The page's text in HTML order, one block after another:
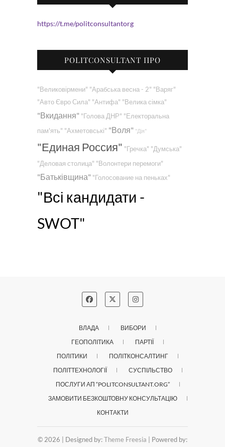
https://t.me/politconsultantorg
POLITCONSULTANT ПРО
"Великовірмени" "Арабська весна - 2" "Варяг"
"Авто Євро Сила" "Антифа" "Велика сімка"
"Вкидання" "Голова ДНР" "Електоральна
пам'ять" "Ахметовські" "Воля" "Дія"
"Единая Россия" "Гречка" "Думська"
"Деловая столица" "Волонтери перемоги"
"Батьківщина" "Голосование на пеньках"
"Всі кандидати -
SWOT"
ВЛАДА
ВИБОРИ
ГЕОПОЛІТИКА
ПАРТІЇ
ПОЛІТИКИ
ПОЛІТКОНСАЛТИНГ
ПОЛІТТЕХНОЛОГІЇ
СУСПІЛЬСТВО
ПОСЛУГИ АП “POLITCONSULTANT.ORG”
ЗАМОВИТИ БЕЗКОШТОВНУ КОНСУЛЬТАЦІЮ
КОНТАКТИ
© 2026 | Designed by:Theme Freesia | Powered by: